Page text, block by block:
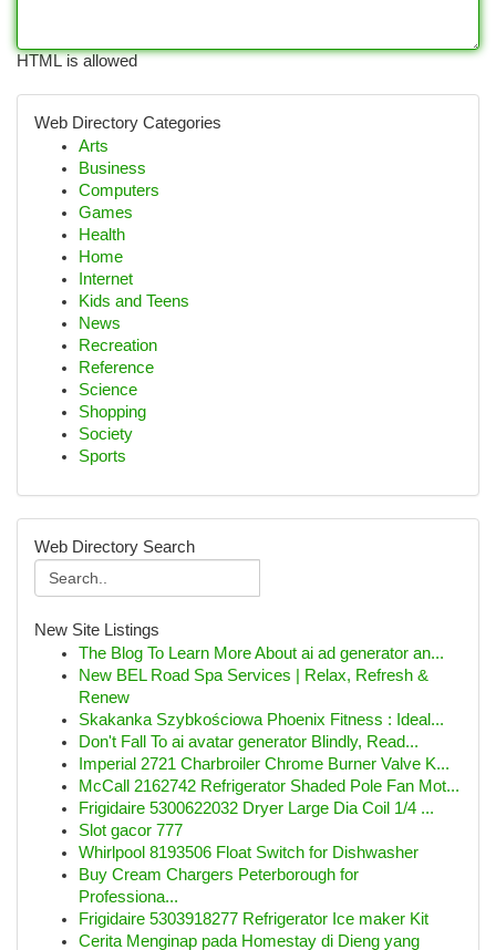
HTML is allowed
Web Directory Categories
Arts
Business
Computers
Games
Health
Home
Internet
Kids and Teens
News
Recreation
Reference
Science
Shopping
Society
Sports
Web Directory Search
New Site Listings
The Blog To Learn More About ai ad generator an...
New BEL Road Spa Services | Relax, Refresh &
Renew
Skakanka Szybkościowa Phoenix Fitness : Ideal...
Don't Fall To ai avatar generator Blindly, Read...
Imperial 2721 Charbroiler Chrome Burner Valve K...
McCall 2162742 Refrigerator Shaded Pole Fan Mot...
Frigidaire 5300622032 Dryer Large Dia Coil 1/4 ...
Slot gacor 777
Whirlpool 8193506 Float Switch for Dishwasher
Buy Cream Chargers Peterborough for
Professiona...
Frigidaire 5303918277 Refrigerator Ice maker Kit
Cerita Menginap pada Homestay di Dieng yang